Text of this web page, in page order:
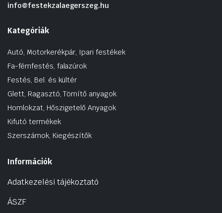
info@festekzalaegerszeg.hu
Kategóriák
Autó, Motorkerékpár, Ipari festékek
Fa-fémfestés, falazúrok
Festés, Bel. és kültér
Glett, Ragasztó, Tömítő anyagok
Homlokzat, Hőszigetelő Anyagok
Kifutó termékek
Szerszámok, Kiegészítők
Információk
Adatkezelési tájékoztató
ÁSZF